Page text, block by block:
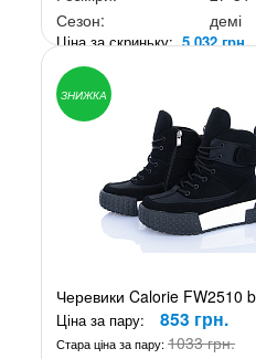
Сезон:
демі
Ціна за скриньку:5 032 грн.
ЗНИЖКА
Черевики Calorie FW2510
Ціна за пару: 853 грн.
Стара ціна за пару:1033 грн.